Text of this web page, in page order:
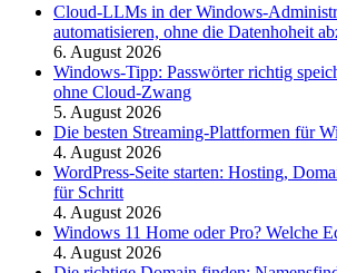
Cloud-LLMs in der Windows-
automatisieren, ohne die Datenhoheit
6. August 2026
Windows-Tipp: Passwörter richtig
ohne Cloud-Zwang
5. August 2026
Die besten Streaming-Plattformen für
4. August 2026
WordPress-Seite starten: Hosting,
für Schritt
4. August 2026
Windows 11 Home oder Pro? Welche
4. August 2026